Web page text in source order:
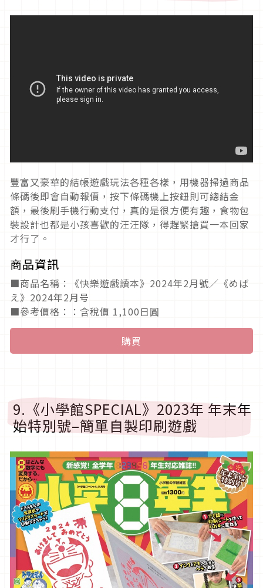
豐富又豪華的結帳遊戲玩法各種各樣，用機器掃過商品
條碼後即會自動報價，按下條碼機上按鈕則可總結金
額，最後刷手機行動支付，真的是很方便有趣，食物包
裝設計也都是小孩喜歡的汪汪隊，得趕緊搶買一本回家
才行了。
商品資訊
■商品名稱：《快樂遊戲讀本》2024年2月號／《めば
え》2024年2月号
■參考價格：：含稅價 1,100日圓
購買
9.《小學館SPECIAL》2023年 年末年
始特別號–簡單自製印刷遊戲